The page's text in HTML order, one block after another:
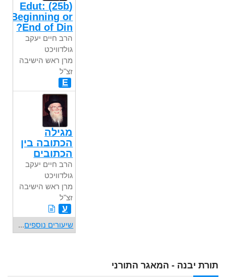
תורת יבנה - המאגר התורני
(25b) Edut:
Beginning or
End of Din?
הרב חיים יעקב
גולדוויכט
מרן ראש הישיבה
זצ"ל
E
מגילה
הכתובה בין
הכתובים
הרב חיים יעקב
גולדוויכט
מרן ראש הישיבה
זצ"ל
ע
שיעורים נוספים...